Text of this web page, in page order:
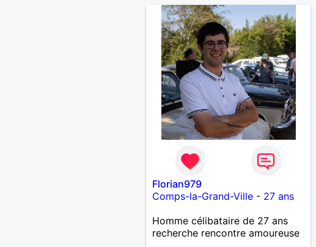
Florian979
Comps-la-Grand-Ville- 27 ans
Homme célibataire de 27 ans
recherche rencontre amoureuse